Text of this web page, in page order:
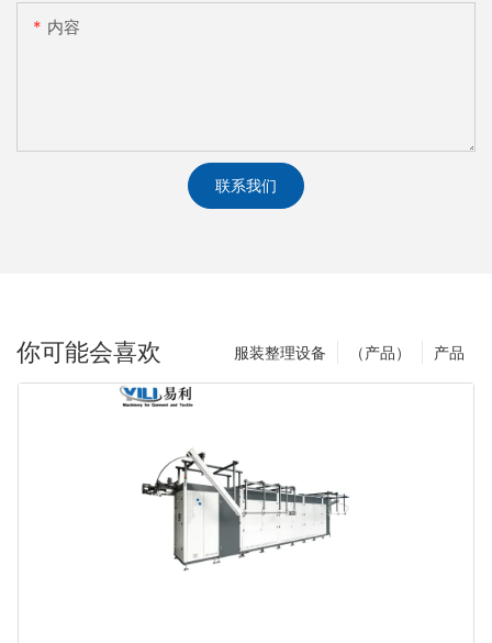
内容
联系我们
你可能会喜欢 产品
（产品）
服装整理设备